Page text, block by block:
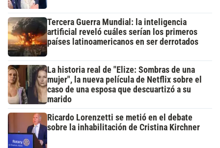
Tercera Guerra Mundial: la inteligencia
artificial reveló cuáles serían los primeros
países latinoamericanos en ser derrotados
La historia real de "Elize: Sombras de una
mujer", la nueva película de Netflix sobre el
caso de una esposa que descuartizó a su
marido
Ricardo Lorenzetti se metió en el debate
sobre la inhabilitación de Cristina Kirchner